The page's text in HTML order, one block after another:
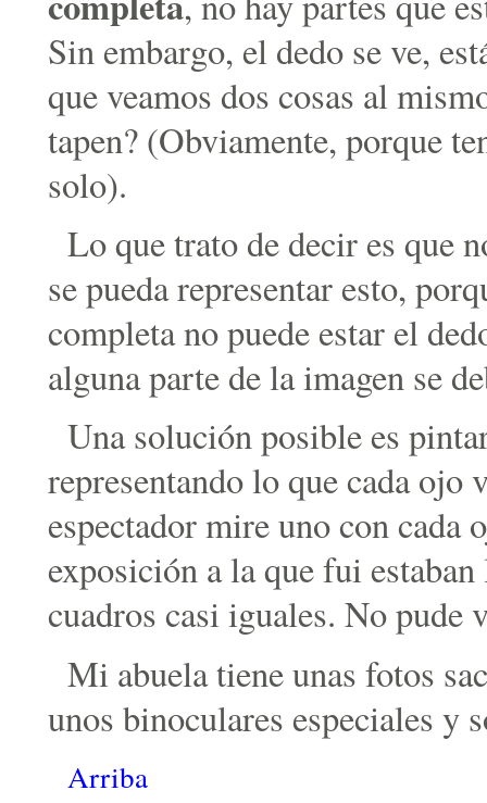
Sin embargo, el dedo se ve,
que veamos dos cosas al
tapen? (Obviamente, porque
solo).
Lo que trato de decir es que
se pueda representar esto,
completa no puede estar el
alguna parte de la imagen se
Una solución posible es
representando lo que cada ojo
espectador mire uno con
exposición a la que fui
cuadros casi iguales. No pude
Mi abuela tiene unas fotos
unos binoculares especiales y
Arriba